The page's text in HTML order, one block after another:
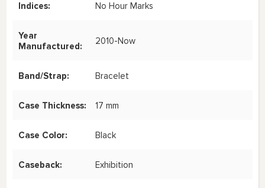
Indices: No Hour Marks
Year
Manufactured:
2010-Now
Band/Strap: Bracelet
Case Thickness: 17 mm
Case Color: Black
Caseback: Exhibition